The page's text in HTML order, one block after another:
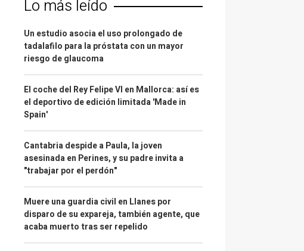
Lo más leído
Un estudio asocia el uso prolongado de
tadalafilo para la próstata con un mayor
riesgo de glaucoma
El coche del Rey Felipe VI en Mallorca: así es
el deportivo de edición limitada 'Made in
Spain'
Cantabria despide a Paula, la joven
asesinada en Perines, y su padre invita a
"trabajar por el perdón"
Muere una guardia civil en Llanes por
disparo de su expareja, también agente, que
acaba muerto tras ser repelido